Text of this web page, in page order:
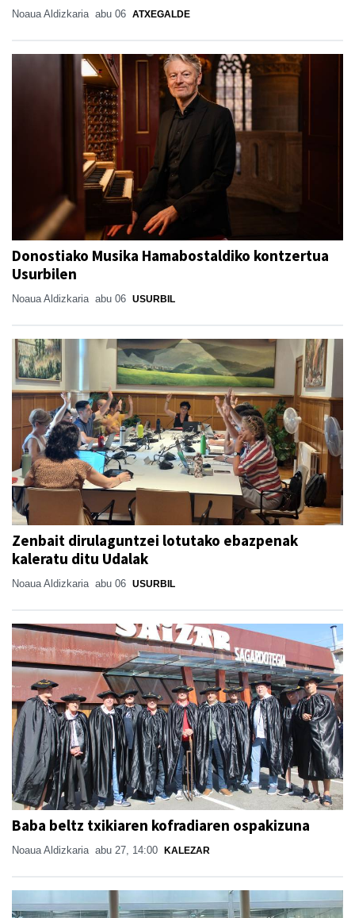
Noaua Aldizkaria abu 06 ATXEGALDE
Donostiako Musika Hamabostaldiko kontzertua
Usurbilen
Noaua Aldizkaria abu 06 USURBIL
Zenbait dirulaguntzei lotutako ebazpenak
kaleratu ditu Udalak
Noaua Aldizkaria abu 06 USURBIL
Baba beltz txikiaren kofradiaren ospakizuna
Noaua Aldizkaria abu 27, 14:00 KALEZAR